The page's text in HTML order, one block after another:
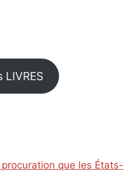
LIVRES
que les États-